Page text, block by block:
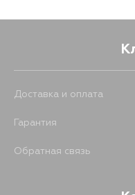
Доставка и оплата
Гарантия
Обратная связь